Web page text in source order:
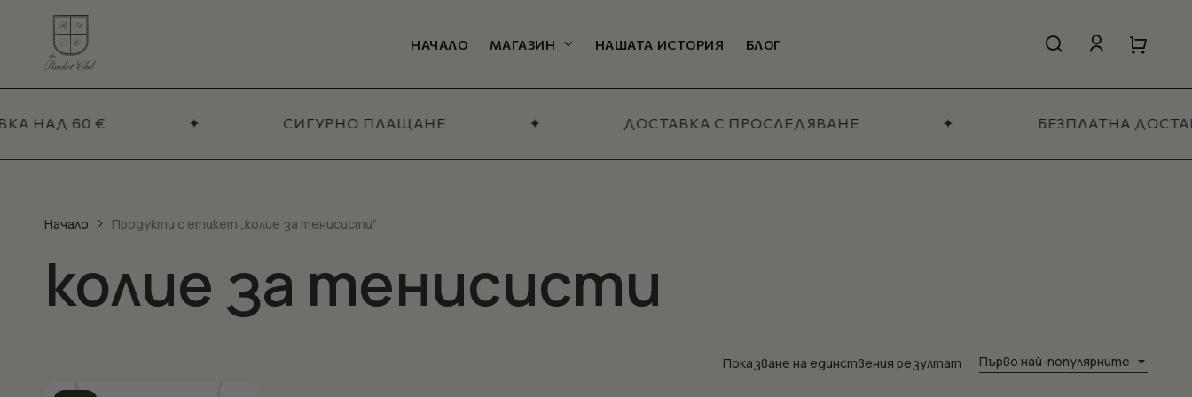
content
НАЧАЛО МАГАЗИН
ПРОДУКТИ
Колиета
Висулки
Обеци
Вериги
ДОПЪЛНИТЕЛНИ КАТЕГОРИИ
Колекции
Сетове
НАШАТА ИСТОРИЯ БЛОГ search account
Количка Close
Cart
НАД 60 € ✦ СИГУРНО ПЛАЩАНЕ ✦ ДОСТАВКА С ПРОСЛЕДЯВАНЕ ✦ БЕЗПЛАТНА
Начало Продукти с етикет „колие за тенисисти“
колие за тенисисти
Първо най-популярните
Показване на единствения резултат
Close